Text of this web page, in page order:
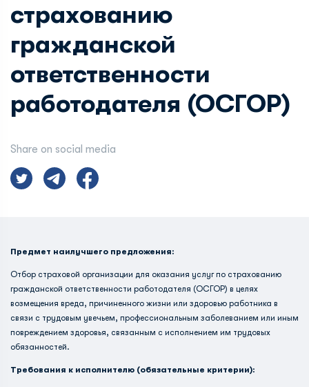
страхованию
гражданской
ответственности
работодателя (ОСГОР)
Share on social media
Предмет наилучшего предложения:
Отбор страховой организации для оказания услуг по страхованию
гражданской ответственности работодателя (ОСГОР) в целях
возмещения вреда, причиненного жизни или здоровью работника в
связи с трудовым увечьем, профессиональным заболеванием или иным
повреждением здоровья, связанным с исполнением им трудовых
обязанностей.
Требования к исполнителю (обязательные критерии):